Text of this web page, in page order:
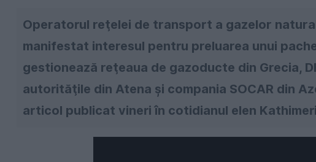
Operatorul reţelei de transport a gazelor
manifestat interesul pentru preluarea unui
gestionează reţeaua de gazoducte din Grecia,
autorităţile din Atena şi compania SOCAR din
articol publicat vineri în cotidianul elen